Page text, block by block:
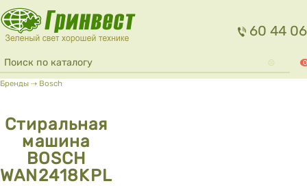
Перейти к основному содержанию
60 44 06
Форма поиска
Поиск 0
Вы здесь
Бренды ⇢ Bosch
Стиральная
машина
BOSCH
WAN2418KPL